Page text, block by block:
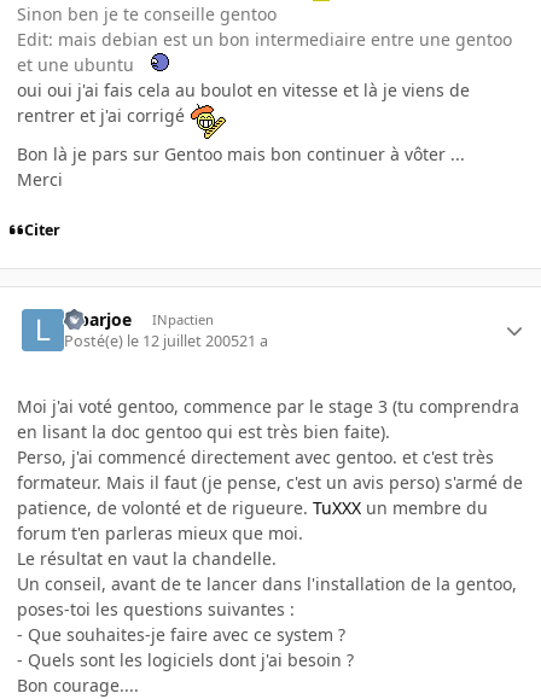
Sinon ben je te conseille gentoo
Edit: mais debian est un bon intermediaire entre une gentoo
et une ubuntu
oui oui j'ai fais cela au boulot en vitesse et là je viens de
rentrer et j'ai corrigé
Bon là je pars sur Gentoo mais bon continuer à vôter ...
Merci
Citer
lebarjoe INpactien
Posté(e) le 12 juillet 200521 a
Moi j'ai voté gentoo, commence par le stage 3 (tu comprendra
en lisant la doc gentoo qui est très bien faite).
Perso, j'ai commencé directement avec gentoo. et c'est très
formateur. Mais il faut (je pense, c'est un avis perso) s'armé de
patience, de volonté et de rigueure. TuXXX un membre du
forum t'en parleras mieux que moi.
Le résultat en vaut la chandelle.
Un conseil, avant de te lancer dans l'installation de la gentoo,
poses-toi les questions suivantes :
- Que souhaites-je faire avec ce system ?
- Quels sont les logiciels dont j'ai besoin ?
Bon courage....